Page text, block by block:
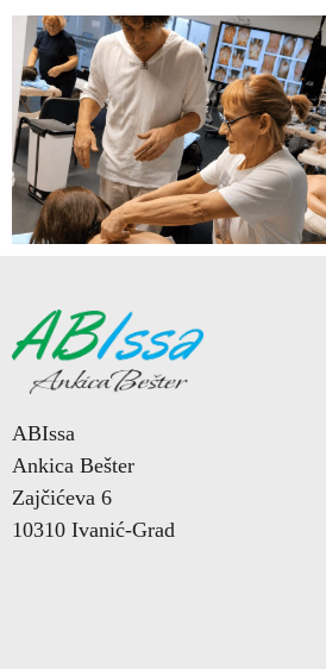
ABIssa
Ankica Bešter
Zajčićeva 6
10310 Ivanić-Grad